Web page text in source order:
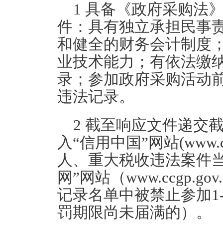
1 具备《政府采购法
件：具有独立承担民事
和健全的财务会计制度
业技术能力；有依法缴
录；参加政府采购活动
违法记录。
2 截至响应文件递交
入“信用中国”网站
人、重大税收违法案件
网”网站（
记录名单中被禁止参加
罚期限尚未届满的）。